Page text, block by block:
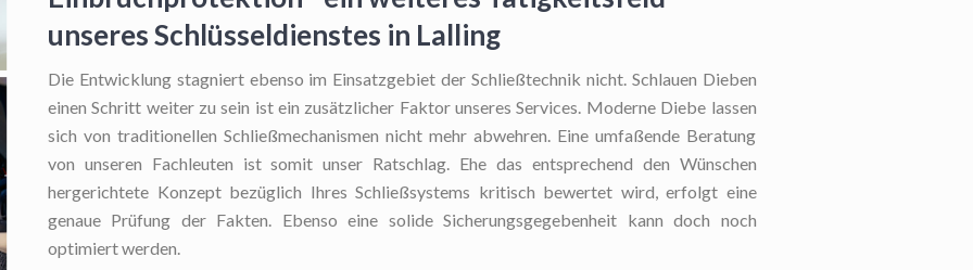
unseres Schlüsseldienstes in Lalling
Die Entwicklung stagniert ebenso im Einsatzgebiet der Schließtechnik nicht. Schlauen Dieben
einen Schritt weiter zu sein ist ein zusätzlicher Faktor unseres Services. Moderne Diebe lassen
sich von traditionellen Schließmechanismen nicht mehr abwehren. Eine umfaßende Beratung
von unseren Fachleuten ist somit unser Ratschlag. Ehe das entsprechend den Wünschen
hergerichtete Konzept bezüglich Ihres Schließsystems kritisch bewertet wird, erfolgt eine
genaue Prüfung der Fakten. Ebenso eine solide Sicherungsgegebenheit kann doch noch
optimiert werden.